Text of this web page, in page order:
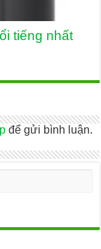
tiếng nhất
để gửi bình luận.